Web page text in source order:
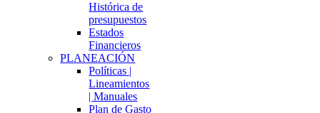
Histórica de
presupuestos
Estados
Financieros
PLANEACIÓN
Políticas |
Lineamientos
| Manuales
Plan de Gasto